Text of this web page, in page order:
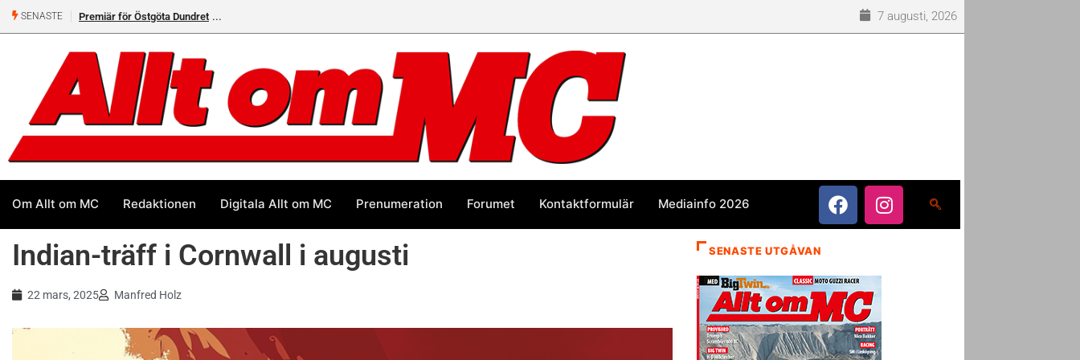
SENASTE Premiär för Östgöta Dundret
cruiser från H-D
7 augusti, 2026
Om Allt om MC Redaktionen Digitala Allt om MC Prenumeration Forumet Kontaktformulär Mediainfo 2026
Indian-träff i Cornwall i augusti
22 mars, 2025 Manfred Holz
SENASTE UTGÅVAN